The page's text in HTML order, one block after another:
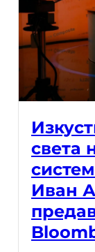
света
Иван